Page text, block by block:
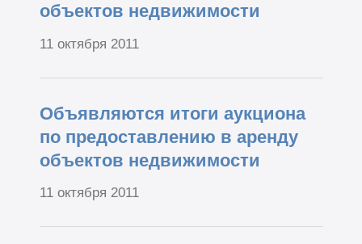
объектов недвижимости
11 октября 2011
Объявляются итоги аукциона
по предоставлению в аренду
объектов недвижимости
11 октября 2011